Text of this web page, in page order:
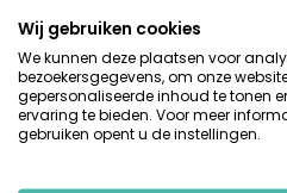
zichtbaar op de linkerkant
rechterkant, dus het probleem
ogen heb je meteen getackeld.
sowieso flatterend. Draai één
camera en je jukbeenderen
wenkbrauwen vangen het
Wij gebruiken cookies
We kunnen deze plaatsen voor
bezoekersgegevens, om onze
gepersonaliseerde inhoud te tonen
ervaring te bieden. Voor meer
gebruiken opent u de instellingen.